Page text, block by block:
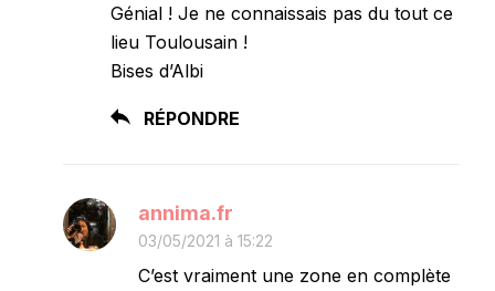
Génial ! Je ne connaissais pas du tout ce
lieu Toulousain !
Bises d’Albi
RÉPONDRE
annima.fr
03/05/2021 à 15:22
C’est vraiment une zone en complète